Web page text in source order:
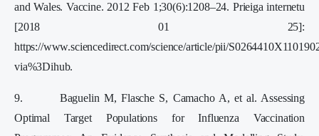
and Wales. Vaccine. 2012 Feb 1;30(6):1208–24. Prieiga internetu
[2018 01 25]:
https://www.sciencedirect.com/science/article/pii/
via%3Dihub.
9. Baguelin M, Flasche S, Camacho A, et al. Assessing
Optimal Target Populations for Influenza Vaccination